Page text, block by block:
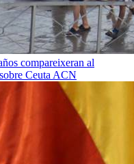
compareixeran al
Ceuta ACN